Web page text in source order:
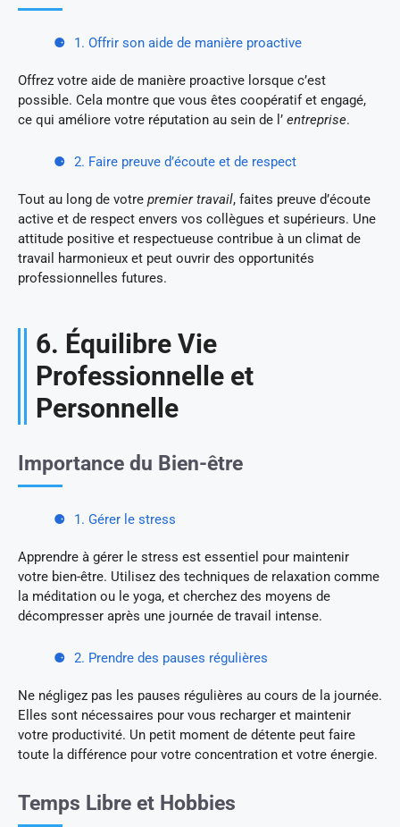
1. Offrir son aide de manière proactive
Offrez votre aide de manière proactive lorsque c’est
possible. Cela montre que vous êtes coopératif et engagé,
ce qui améliore votre réputation au sein de l’ entreprise.
2. Faire preuve d’écoute et de respect
Tout au long de votre premier travail, faites preuve d’écoute
active et de respect envers vos collègues et supérieurs. Une
attitude positive et respectueuse contribue à un climat de
travail harmonieux et peut ouvrir des opportunités
professionnelles futures.
6. Équilibre Vie
Professionnelle et
Personnelle
Importance du Bien-être
1. Gérer le stress
Apprendre à gérer le stress est essentiel pour maintenir
votre bien-être. Utilisez des techniques de relaxation comme
la méditation ou le yoga, et cherchez des moyens de
décompresser après une journée de travail intense.
2. Prendre des pauses régulières
Ne négligez pas les pauses régulières au cours de la journée.
Elles sont nécessaires pour vous recharger et maintenir
votre productivité. Un petit moment de détente peut faire
toute la différence pour votre concentration et votre énergie.
Temps Libre et Hobbies